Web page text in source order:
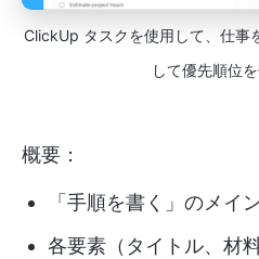
ClickUp タスクを使用して、仕事
して優先順位を
概要：
「手順を書く」のメイ
各要素（タイトル、材